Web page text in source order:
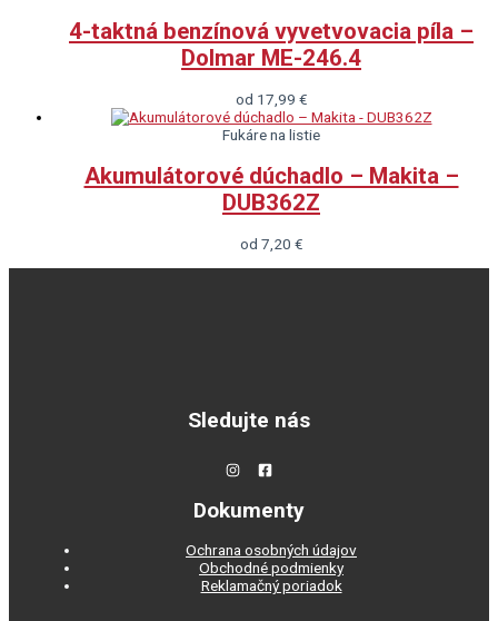
4-taktná benzínová vyvetvovacia píla –
Dolmar ME-246.4
od 17,99 €
Fukáre na listie
Akumulátorové dúchadlo – Makita –
DUB362Z
od 7,20 €
Sledujte nás
Dokumenty
Ochrana osobných údajov
Obchodné podmienky
Reklamačný poriadok